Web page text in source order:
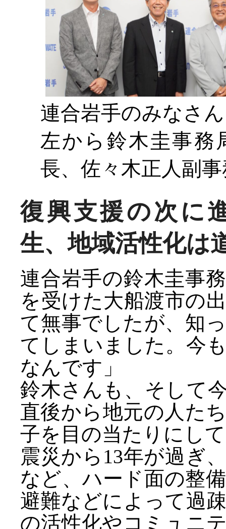
連合岩手のみなさん
左から鈴木圭事務
長、佐々木正人副
復興支援の次に
生、地域活性化は
連合岩手の鈴木圭事
を受けた大船渡市の
て無事でしたが、知
てしまいました。今
なんです」
鈴木さんも、そして
直後から地元の人た
子を目の当たりにし
震災から13年が過ぎ
など、ハード面の整
避難などによって過
の活性化やコミュニ